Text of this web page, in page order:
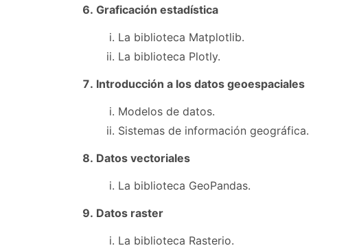
Graficación estadística
La biblioteca Matplotlib.
La biblioteca Plotly.
Introducción a los datos geoespaciales
Modelos de datos.
Sistemas de información geográfica.
Datos vectoriales
La biblioteca GeoPandas.
Datos raster
La biblioteca Rasterio.